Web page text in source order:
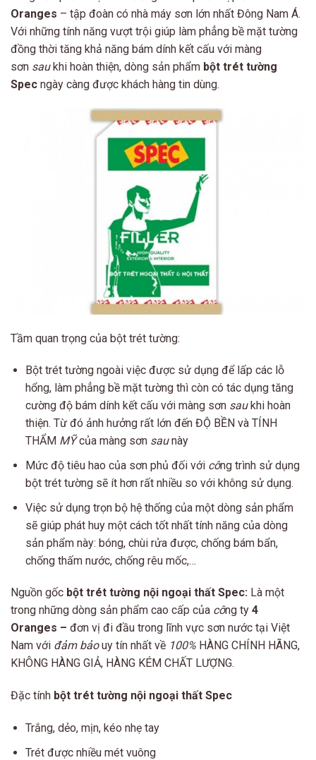
Oranges – tập đoàn có nhà máy sơn lớn nhất Đông Nam Á.
Với những tính năng vượt trội giúp làm phẳng bề mặt tường
đồng thời tăng khả năng bám dính kết cấu với màng
sơn sau khi hoàn thiện, dòng sản phẩm bột trét tường
Spec ngày càng được khách hàng tin dùng.
Tầm quan trọng của bột trét tường:
Bột trét tường ngoài việc được sử dụng để lấp các lỗ
hổng, làm phẳng bề mặt tường thì còn có tác dụng tăng
cường độ bám dính kết cấu với màng sơn sau khi hoàn
thiện. Từ đó ảnh hưởng rất lớn đến ĐỘ BỀN và TÍNH
THẨM MỸcủa màng sơn saunày
Mức độ tiêu hao của sơn phủ đối với công trình sử dụng
bột trét tường sẽ ít hơn rất nhiều so với không sử dụng.
Việc sử dụng trọn bộ hệ thống của một dòng sản phẩm
sẽ giúp phát huy một cách tốt nhất tính năng của dòng
sản phẩm này: bóng, chùi rửa được, chống bám bẩn,
chống thấm nước, chống rêu mốc,…
Nguồn gốc bột trét tường nội ngoại thất Spec: Là một
trong những dòng sản phẩm cao cấp của công ty 4
Oranges – đơn vị đi đầu trong lĩnh vực sơn nước tại Việt
Nam với đảm bảouy tín nhất về 100% HÀNG CHÍNH HÃNG,
KHÔNG HÀNG GIẢ, HÀNG KÉM CHẤT LƯỢNG.
Đặc tính bột trét tường nội ngoại thất Spec
Trắng, dẻo, mịn, kéo nhẹ tay
Trét được nhiều mét vuông